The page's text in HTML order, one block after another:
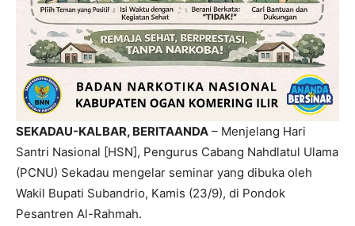
SEKADAU-KALBAR, BERITAANDA – Menjelang Hari
Santri Nasional [HSN], Pengurus Cabang Nahdlatul Ulama
(PCNU) Sekadau mengelar seminar yang dibuka oleh
Wakil Bupati Subandrio, Kamis (23/9), di Pondok
Pesantren Al-Rahmah.